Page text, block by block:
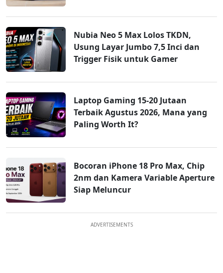
Nubia Neo 5 Max Lolos TKDN,
Usung Layar Jumbo 7,5 Inci dan
Trigger Fisik untuk Gamer
Laptop Gaming 15-20 Jutaan
Terbaik Agustus 2026, Mana yang
Paling Worth It?
Bocoran iPhone 18 Pro Max, Chip
2nm dan Kamera Variable Aperture
Siap Meluncur
ADVERTISEMENTS